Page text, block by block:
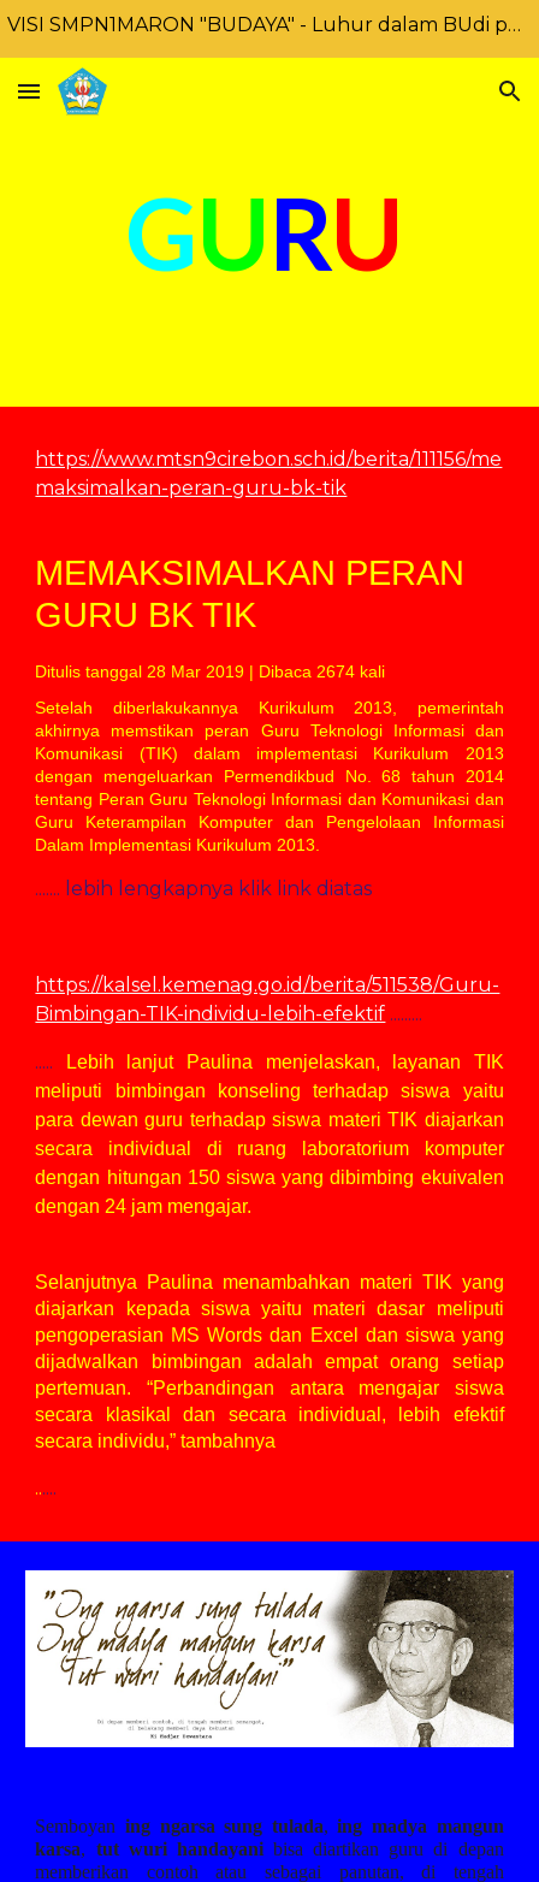
VISI SMPN1MARON "BUDAYA" - Luhur dalam BUdi pekerti, Unggul DAlam prestasi dan BerbudaYA lingkungan
GURU
https://www.mtsn9cirebon.sch.id/berita/111156/me
maksimalkan-peran-guru-bk-tik
MEMAKSIMALKAN PERAN
GURU BK TIK
Ditulis tanggal 28 Mar 2019 | Dibaca 2674 kali
Setelah diberlakukannya Kurikulum 2013, pemerintah
akhirnya memstikan peran Guru Teknologi Informasi dan
Komunikasi (TIK) dalam implementasi Kurikulum 2013
dengan mengeluarkan Permendikbud No. 68 tahun 2014
tentang Peran Guru Teknologi Informasi dan Komunikasi dan
Guru Keterampilan Komputer dan Pengelolaan Informasi
Dalam Implementasi Kurikulum 2013.
....... lebih lengkapnya klik link diatas
https://kalsel.kemenag.go.id/berita/511538/Guru-
Bimbingan-TIK-individu-lebih-efektif .........
.....
Lebih lanjut Paulina menjelaskan, layanan TIK
meliputi bimbingan konseling terhadap siswa yaitu
para dewan guru terhadap siswa materi TIK diajarkan
secara individual di ruang laboratorium komputer
dengan hitungan 150 siswa yang dibimbing ekuivalen
dengan 24 jam mengajar.
Selanjutnya Paulina menambahkan materi TIK yang
diajarkan kepada siswa yaitu materi dasar meliputi
pengoperasian MS Words dan Excel dan siswa yang
dijadwalkan bimbingan adalah empat orang setiap
pertemuan. “Perbandingan antara mengajar siswa
secara klasikal dan secara individual, lebih efektif
secara individu,” tambahnya
......
Semboyaning ngarsa sung tulada,ing madya mangun
karsa, tut wuri handayanibisa diartikan guru di depan
memberikan contoh atau sebagai panutan, di tengah